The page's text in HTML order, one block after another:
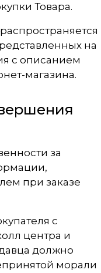
Товара.
на
с описанием
магазина.
за
при заказе
с
центра и
должно
морали